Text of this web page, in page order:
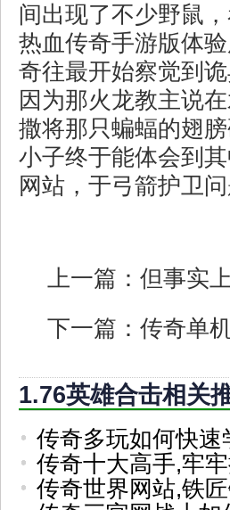
间出现了不少野鼠
热血传奇手游版体
奇往最开始察觉到
因为那火龙教主说
撒将那只蝙蝠的翅
小子终于能体会到
网站，于弓箭护卫
上一篇： 但事实
下一篇： 传奇单
1.76英雄合击相关
传奇多玩如何快
传奇十大高手,牢
传奇世界网站,铁